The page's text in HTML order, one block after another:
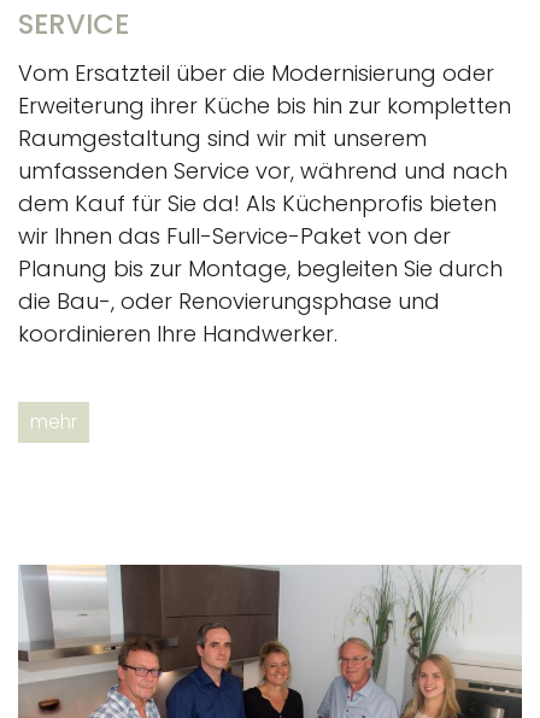
SERVICE
Vom Ersatzteil über die Modernisierung oder
Erweiterung ihrer Küche bis hin zur kompletten
Raumgestaltung sind wir mit unserem
umfassenden Service vor, während und nach
dem Kauf für Sie da! Als Küchenprofis bieten
wir Ihnen das Full-Service-Paket von der
Planung bis zur Montage, begleiten Sie durch
die Bau-, oder Renovierungsphase und
koordinieren Ihre Handwerker.
mehr